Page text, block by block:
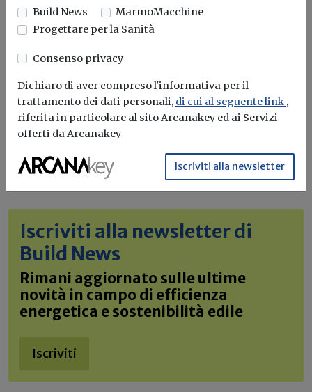
Iscriviti alla newsletter di
Build News
Rimani aggiornato sulle ultime
novità in campo di efficienza
energetica e sostenibilità edile
Iscriviti
Build News
MarmoMacchine
Progettare per la Sanità
Consenso privacy
Dichiaro di aver compreso l'informativa per il
trattamento dei dati personali, di cui al seguente link ,
riferita in particolare al sito Arcanakey ed ai Servizi
offerti da Arcanakey
Iscriviti alla newsletter